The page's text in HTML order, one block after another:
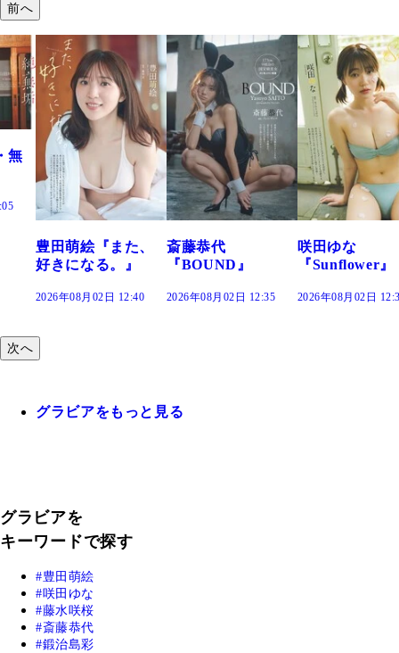
前へ
斎藤恭代
『BOUND』
2026年08月02日 12:35
咲田ゆな
『Sunflower』
2026年08月02日 12:30
藤水咲桜『花
だまり』
2026年08月02日
次へ
グラビアをもっと見る
グラビアを
キーワードで探す
豊田萌絵
咲田ゆな
藤水咲桜
斎藤恭代
鍛治島彩